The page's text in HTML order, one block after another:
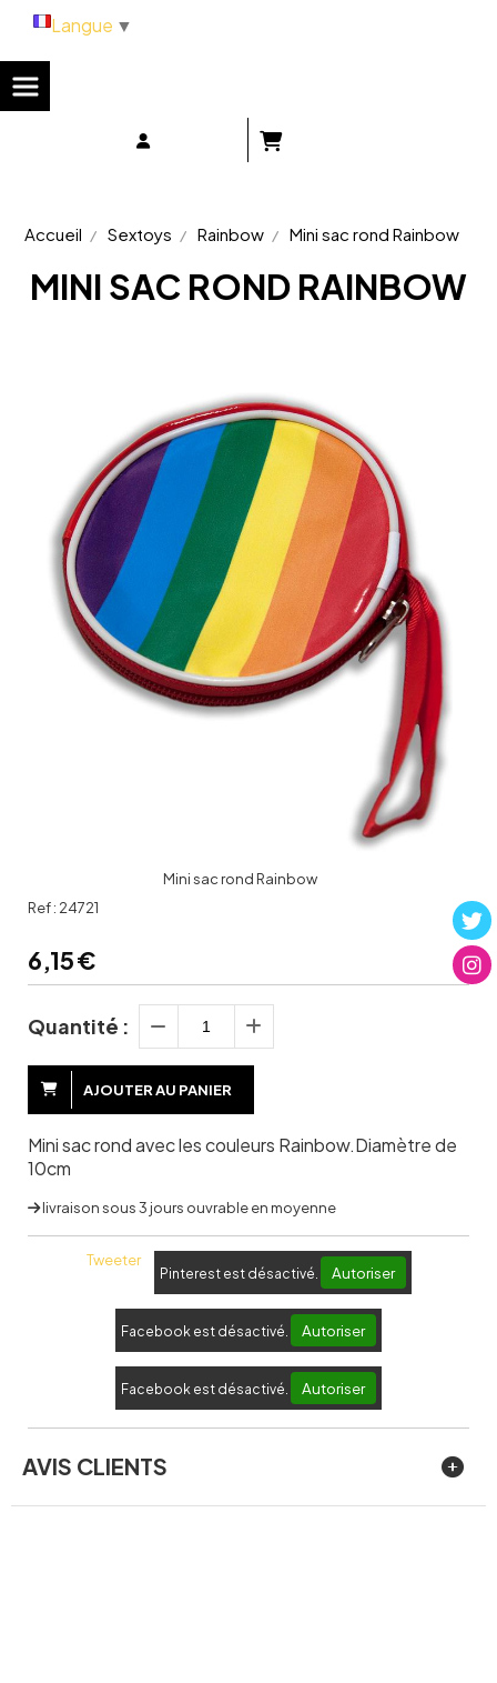
Accueil Sextoys Rainbow Mini sac rond Rainbow
MINI SAC ROND RAINBOW
Mini sac rond Rainbow
Ref : 24721
6,15€
Quantité :
AJOUTER AU PANIER
Mini sac rond avec les couleurs Rainbow.Diamètre de
10cm
livraison sous 3 jours ouvrable en moyenne
Tweeter
Pinterest est désactivé. Autoriser
Facebook est désactivé. Autoriser
Facebook est désactivé. Autoriser
AVIS CLIENTS
Langue ▼